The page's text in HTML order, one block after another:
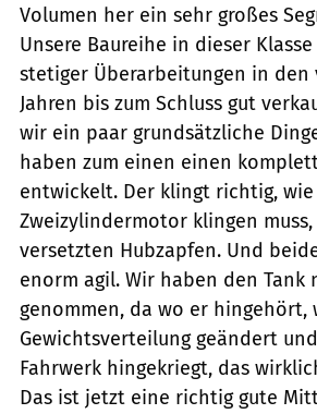
Volumen her ein sehr großes
Unsere Baureihe in dieser
stetiger Überarbeitungen in den
Jahren bis zum Schluss gut
wir ein paar grundsätzliche
haben zum einen einen
entwickelt. Der klingt richtig, wie
Zweizylindermotor klingen muss,
versetzten Hubzapfen. Und
enorm agil. Wir haben den Tank
genommen, da wo er hingehört,
Gewichtsverteilung geändert
Fahrwerk hingekriegt, das
Das ist jetzt eine richtig gute